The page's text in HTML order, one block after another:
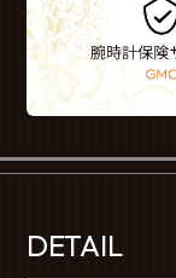
DETAIL